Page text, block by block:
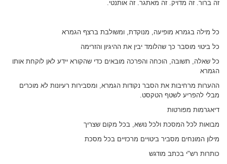
זה ברור. זה מדויק. זה מאתגר. זה אותנטי.
כל מילה בגמרא מופיעה, מנוקדת, ומשולבת ברצף הגמרא
כל ביטוי מוסבר כך שהלומד יבין את ההיגיון והזרימה
כל שאלה, תשובה, הוכחה והפרכה מובאים כדי שהקורא יידע לאן לוקחת אותו
הגמרא
ההערות מרחיבות את הסבר נקודות הגמרא, ומסבירות רעיונות לא מוכרים
מבלי להפריע לשטף הטקסט.
דיאגרמות מפורטות
מבואות לכל המסכת ולכל נושא, בכל מקום שצריך
מילון המונחים מסביר ביטויים מרכזיים בכל מסכת
כותרות רש"י בכתב מודגש